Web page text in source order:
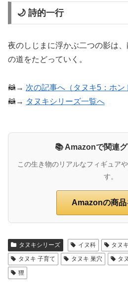
🌙 詩的一行
夜のしじまに浮かぶ二つの影は
の道をたどっていく。
🦝→ 次の記事へ（タヌキ5：ホン
🦝→ タヌキシリーズ一覧へ
📚 Amazonで関連
この生き物のリアルなフィギュア
す。
Amazonの商品
タヌキシリーズ イヌ科 タヌキ
タヌキ 子育て
タヌキ 巣穴 タ
狸